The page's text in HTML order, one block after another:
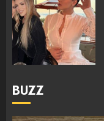
BUZZ